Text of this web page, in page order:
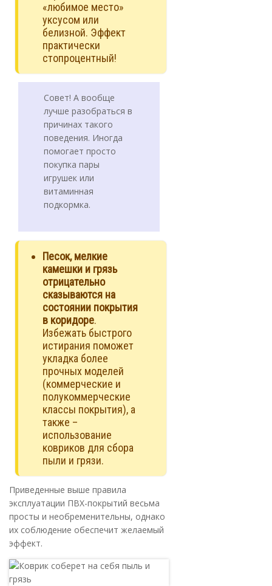
«любимое место»
уксусом или
белизной. Эффект
практически
стопроцентный!
Совет! А вообще
лучше разобраться в
причинах такого
поведения. Иногда
помогает просто
покупка пары
игрушек или
витаминная
подкормка.
Песок, мелкие
камешки и грязь
отрицательно
сказываются на
состоянии покрытия
в коридоре.
Избежать быстрого
истирания поможет
укладка более
прочных моделей
(коммерческие и
полукоммерческие
классы покрытия), а
также –
использование
ковриков для сбора
пыли и грязи.
Приведенные выше правила
эксплуатации ПВХ-покрытий весьма
просты и необременительны, однако
их соблюдение обеспечит желаемый
эффект.